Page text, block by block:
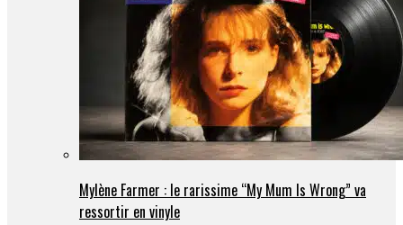
Mylène Farmer : le rarissime “My Mum Is Wrong” va
ressortir en vinyle